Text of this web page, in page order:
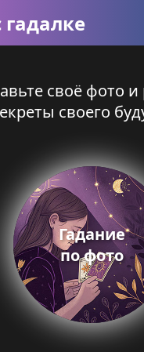
гадалке
своё фото и
своего
Гадание
по фото